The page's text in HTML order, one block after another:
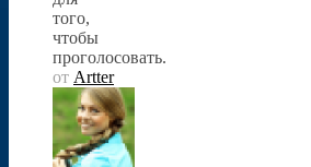
того,
чтобы
проголосовать.
от Artter